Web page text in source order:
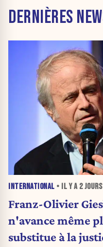
DERNIÈRES
INTERNATIONAL • IL Y A 2 JOURS
Franz-Olivier
n'avance même
substitue à la